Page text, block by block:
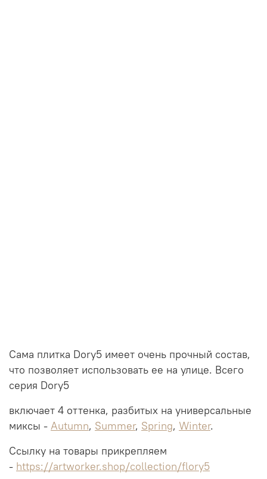
Сама плитка Dory5 имеет очень прочный состав,
что позволяет использовать ее на улице. Всего
серия Dory5
включает 4 оттенка, разбитых на универсальные
миксы - Autumn, Summer, Spring, Winter.
Ссылку на товары прикрепляем
- https://artworker.shop/collection/flory5